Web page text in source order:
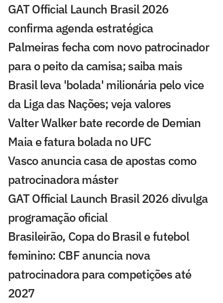
GAT Official Launch Brasil 2026
confirma agenda estratégica
Palmeiras fecha com novo patrocinador
para o peito da camisa; saiba mais
Brasil leva 'bolada' milionária pelo vice
da Liga das Nações; veja valores
Valter Walker bate recorde de Demian
Maia e fatura bolada no UFC
Vasco anuncia casa de apostas como
patrocinadora máster
GAT Official Launch Brasil 2026 divulga
programação oficial
Brasileirão, Copa do Brasil e futebol
feminino: CBF anuncia nova
patrocinadora para competições até
2027